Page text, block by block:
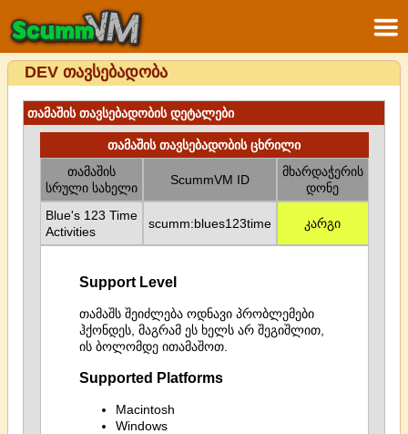
DEV თავსებადობა
თამაშის თავსებადობის დეტალები
თამაშის თავსებადობის ცხრილი
თამაშის
სრული სახელი
ScummVM ID
მხარდაჭერის
დონე
Blue's 123 Time
Activities
scumm:blues123time კარგი
Support Level
თამაშს შეიძლება ოდნავი პრობლემები
ჰქონდეს, მაგრამ ეს ხელს არ შეგიშლით,
ის ბოლომდე ითამაშოთ.
Supported Platforms
Macintosh
Windows